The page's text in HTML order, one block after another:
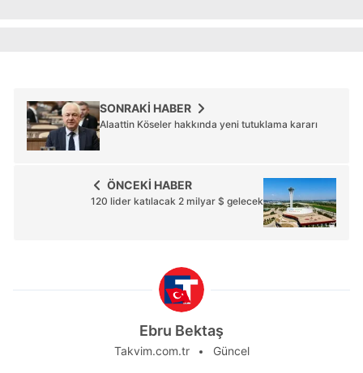
SONRAKİ HABER
Alaattin Köseler hakkında yeni tutuklama kararı
ÖNCEKİ HABER
120 lider katılacak 2 milyar $ gelecek
Ebru Bektaş
Takvim.com.tr Güncel